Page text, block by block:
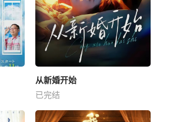
从新婚开始
已完结